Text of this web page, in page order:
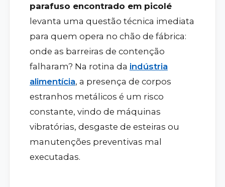
parafuso encontrado em picolé
levanta uma questão técnica imediata
para quem opera no chão de fábrica:
onde as barreiras de contenção
falharam? Na rotina da indústria
alimentícia, a presença de corpos
estranhos metálicos é um risco
constante, vindo de máquinas
vibratórias, desgaste de esteiras ou
manutenções preventivas mal
executadas.